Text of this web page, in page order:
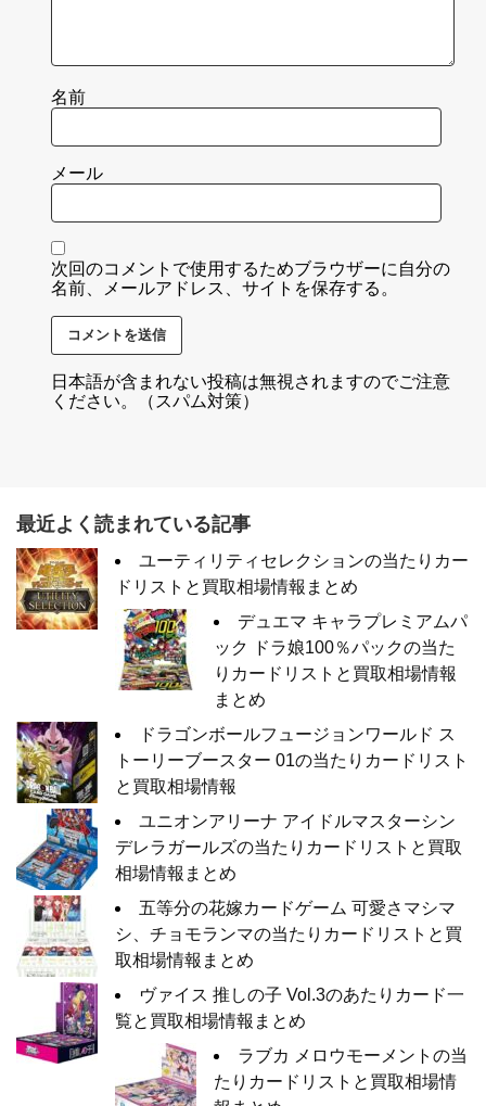
名前
メール
次回のコメントで使用するためブラウザーに自分の
名前、メールアドレス、サイトを保存する。
日本語が含まれない投稿は無視されますのでご注意
ください。（スパム対策）
最近よく読まれている記事
ユーティリティセレクションの当たりカー
ドリストと買取相場情報まとめ
デュエマ キャラプレミアムパ
ック ドラ娘100％パックの当た
りカードリストと買取相場情報
まとめ
ドラゴンボールフュージョンワールド ス
トーリーブースター 01の当たりカードリスト
と買取相場情報
ユニオンアリーナ アイドルマスターシン
デレラガールズの当たりカードリストと買取
相場情報まとめ
五等分の花嫁カードゲーム 可愛さマシマ
シ、チョモランマの当たりカードリストと買
取相場情報まとめ
ヴァイス 推しの子 Vol.3のあたりカード一
覧と買取相場情報まとめ
ラブカ メロウモーメントの当
たりカードリストと買取相場情